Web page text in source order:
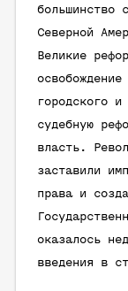
большинство
Северной
Великие
городского и
судебную
власть.
заставили
права и
оказалось
введения в